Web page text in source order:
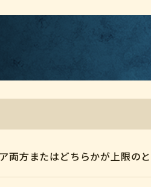
両方またはどちらかが上限の